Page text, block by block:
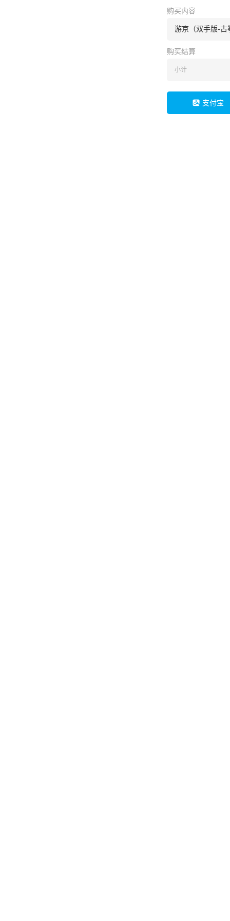
购买内容
游京（双手版-古
购买结算
小计
支付宝